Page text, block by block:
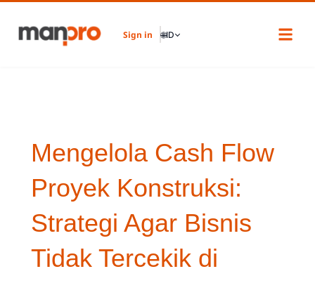
content
Sign in 🌐ID
Mengelola Cash Flow
Proyek Konstruksi:
Strategi Agar Bisnis
Tidak Tercekik di